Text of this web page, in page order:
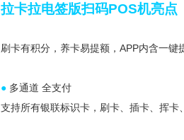
拉卡拉电签版扫码POS机亮点
刷卡有积分，养卡易提额，APP内含一
● 多通道 全支付
支持所有银联标识卡，刷卡、插卡、挥